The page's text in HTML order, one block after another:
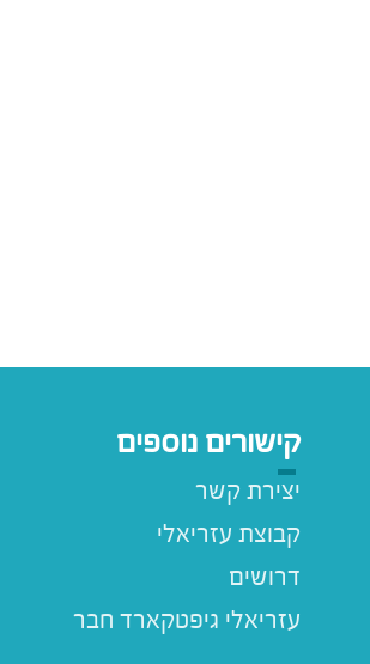
קישורים נוספים
יצירת קשר
קבוצת עזריאלי
דרושים